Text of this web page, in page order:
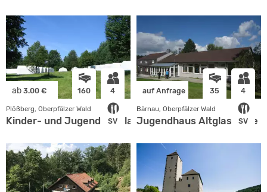
ab 3.00 € 160 4
SV
Plößberg, Oberpfälzer Wald
Kinder- und Jugendzeltplatz Plößberg
auf Anfrage 35 4
SV
Bärnau, Oberpfälzer Wald
Jugendhaus Altglashütte